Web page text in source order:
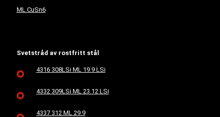
ML CuSn6
Svetstråd av rostfritt stål
4316 308LSi ML 19.9 LSi
4332 309LSi ML 23.12 LSi
4337 312 ML 29.9